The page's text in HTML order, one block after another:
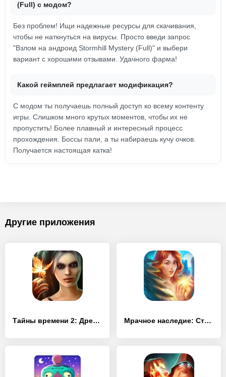
(Full) с модом?
Без проблем! Ищи надежные ресурсы для скачивания,
чтобы не наткнуться на вирусы. Просто введи запрос
"Взлом на андроид Stormhill Mystery (Full)" и выбери
вариант с хорошими отзывами. Удачного фарма!
Какой геймплей предлагает модификация?
С модом ты получаешь полный доступ ко всему контенту
игры. Слишком много крутых моментов, чтобы их не
пропустить! Более плавный и интересный процесс
прохождения. Боссы пали, а ты набираешь кучу очков.
Получается настоящая катка!
Другие приложения
Тайны времени 2: Древние духи (Full) Мрачное наследие: Стражи надежды (Full)